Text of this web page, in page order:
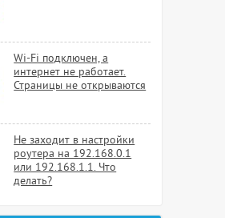
Wi-Fi подключен, а
интернет не работает.
Страницы не открываются
Не заходит в настройки
роутера на 192.168.0.1
или 192.168.1.1. Что
делать?